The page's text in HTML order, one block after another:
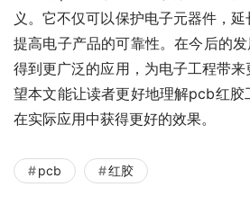
义。它不仅可以保护电子元器件，
提高电子产品的可靠性。在今后的
得到更广泛的应用，为电子工程带
望本文能让读者更好地理解pcb红胶
在实际应用中获得更好的效果。
pcb 红胶